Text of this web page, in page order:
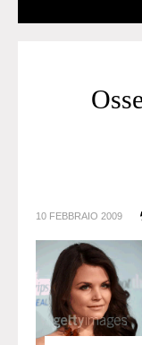
10 FEBBRAIO 2009